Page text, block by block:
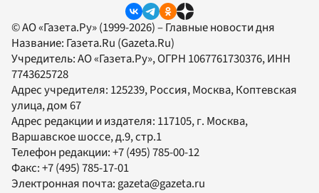
© АО «Газета.Ру» (1999-2026) – Главные новости дня
Название: Газета.Ru (Gazeta.Ru)
Учредитель:АО «Газета.Ру», ОГРН 1067761730376, ИНН
7743625728
Адрес учредителя: 125239, Россия, Москва, Коптевская
улица, дом 67
Адрес редакции и издателя: 117105, г. Москва,
Варшавское шоссе, д.9, стр.1
Телефон редакции:+7 (495) 785-00-12
Факс:+7 (495) 785-17-01
Электронная почта:gazeta@gazeta.ru